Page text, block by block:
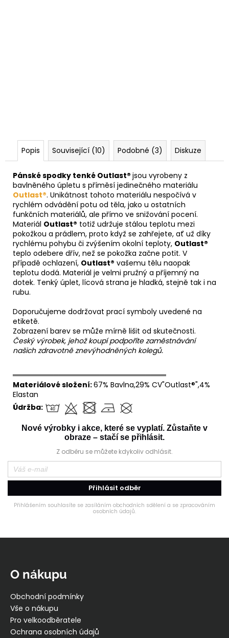
Popis Související (10) Podobné (3) Diskuze
Pánské spodky tenké Outlast® jsou vyrobeny z
bavlněného úpletu s příměsí jedinečného materiálu
Outlast®. Unikátnost tohoto materiálu nespočívá v
rychlém odvádění potu od těla, jako u ostatních
funkčních materiálů, ale přímo ve snižování pocení.
Materiál Outlast® totiž udržuje stálou teplotu mezi
pokožkou a prádlem, proto když se zahřejete, ať už díky
rychlému pohybu či zvýšením okolní teploty, Outlast®
teplo odebere dřív, než se pokožka začne potit. V
případě ochlazení, Outlast® vašemu tělu naopak
teplotu dodá. Materiál je velmi pružný a příjemný na
dotek. Tenký úplet, lícová strana je hladká, stejně tak i na
rubu.
Doporučujeme dodržovat prací symboly uvedené na
etiketě.
Zobrazení barev se může mírně lišit od skutečnosti.
Český výrobek, jehož koupí podpoříte zaměstnávání
našich zdravotně znevýhodněných kolegů.
══════════════════════════════
Materiálové složení:67% Bavlna,29% CV"Outlast®",4%
Elastan
Údržba:
Nové výrobky i akce, které se vyplatí. Zůstaňte v
obraze – stačí se přihlásit.
Z odběru se můžete kdykoliv odhlásit.
Přihlásit odběr
Přihlášením souhlasíte se zasíláním obchodních sdělení a se zpracováním
osobních údajů.
O nákupu
Obchodní podmínky
Vše o nákupu
Pro velkoodběratele
Ochrana osobních údajů